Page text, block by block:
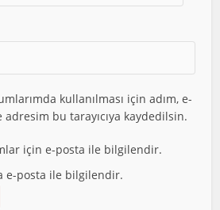
kullanılması için adım, e-
bu tarayıcıya kaydedilsin.
için e-posta ile bilgilendir.
e-posta ile bilgilendir.